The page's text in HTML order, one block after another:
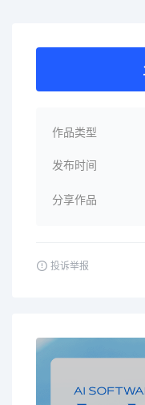
作品类型
发布时间
分享作品
投诉举报